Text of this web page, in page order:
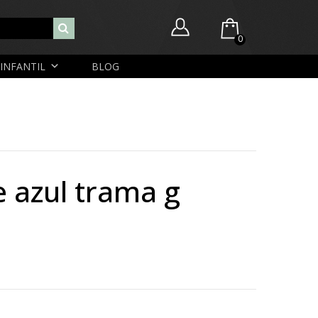
0
Você ainda não possui itens no seu carrinho.
Nome de usuário ou endereço de e-mail
Lembrar-me
INFANTIL BLOG
azul trama g